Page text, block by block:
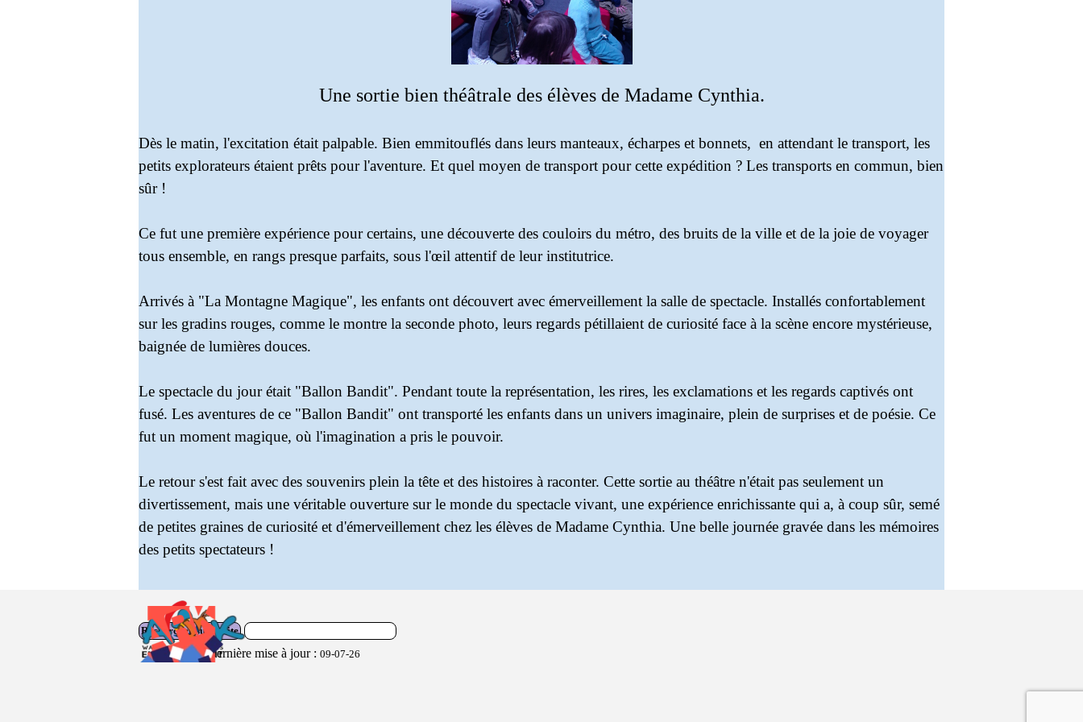
Une sortie bien théâtrale des élèves de Madame Cynthia.
Dès le matin, l'excitation était palpable. Bien emmitouflés dans leurs manteaux, écharpes et bonnets, en attendant le transport, les
petits explorateurs étaient prêts pour l'aventure. Et quel moyen de transport pour cette expédition ? Les transports en commun, bien
sûr !
Ce fut une première expérience pour certains, une découverte des couloirs du métro, des bruits de la ville et de la joie de voyager
tous ensemble, en rangs presque parfaits, sous l'œil attentif de leur institutrice.
Arrivés à "La Montagne Magique", les enfants ont découvert avec émerveillement la salle de spectacle. Installés confortablement
sur les gradins rouges, comme le montre la seconde photo, leurs regards pétillaient de curiosité face à la scène encore mystérieuse,
baignée de lumières douces.
Le spectacle du jour était "Ballon Bandit". Pendant toute la représentation, les rires, les exclamations et les regards captivés ont
fusé. Les aventures de ce "Ballon Bandit" ont transporté les enfants dans un univers imaginaire, plein de surprises et de poésie. Ce
fut un moment magique, où l'imagination a pris le pouvoir.
Le retour s'est fait avec des souvenirs plein la tête et des histoires à raconter. Cette sortie au théâtre n'était pas seulement un
divertissement, mais une véritable ouverture sur le monde du spectacle vivant, une expérience enrichissante qui a, à coup sûr, semé
de petites graines de curiosité et d'émerveillement chez les élèves de Madame Cynthia. Une belle journée gravée dans les mémoires
des petits spectateurs !
Rechercher sur le site
Dernière mise à jour : 09-07-26